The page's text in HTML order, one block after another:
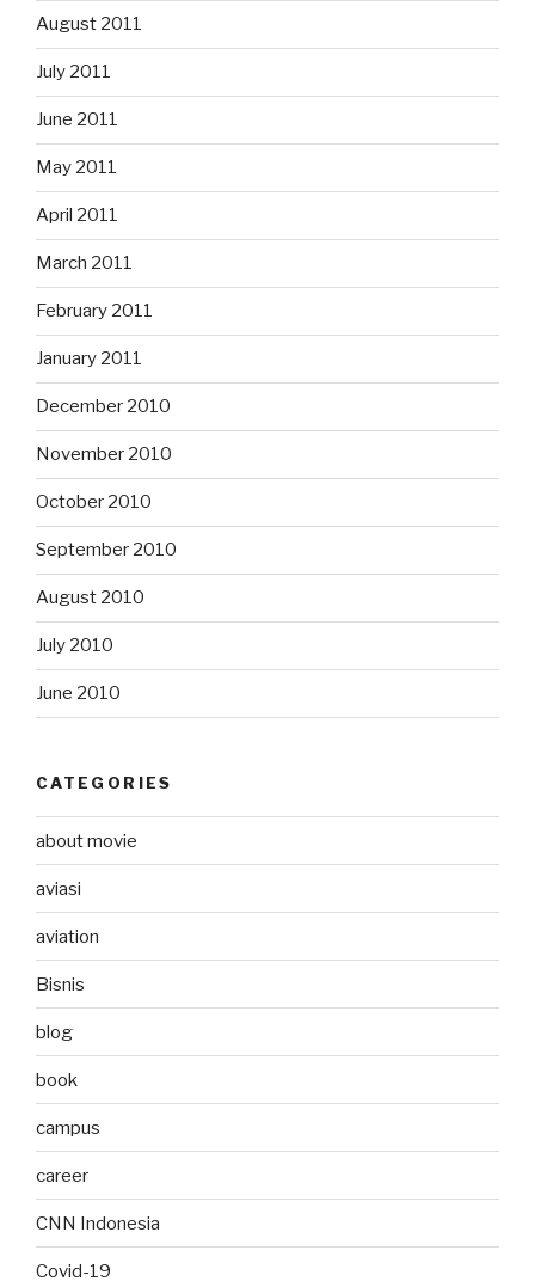
August 2011
July 2011
June 2011
May 2011
April 2011
March 2011
February 2011
January 2011
December 2010
November 2010
October 2010
September 2010
August 2010
July 2010
June 2010
CATEGORIES
about movie
aviasi
aviation
Bisnis
blog
book
campus
career
CNN Indonesia
Covid-19